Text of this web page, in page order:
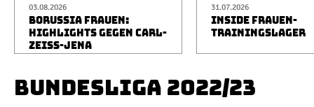
03.08.2026
BORUSSIA FRAUEN:
HIGHLIGHTS GEGEN CARL-
ZEISS-JENA
31.07.2026
INSIDE FRAUEN-
TRAININGSLAGER
BUNDESLIGA 2022/23